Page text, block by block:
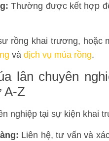
Thường được kết hợp
rồng khai trương, hoặc
và dịch vụ múa rồng.
lân chuyên
A-Z
nghiệp tại sự kiện khai
Liên hệ, tư vấn và